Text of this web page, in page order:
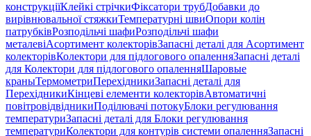
конструкціїКлейкі стрічкиФіксатори трубДобавки до
вирівнювальної стяжкиТемпературні швиОпори колін
патрубківРозподільчі шафиРозподільчі шафи
металевіАсортимент колекторівЗапасні деталі для Асортимент
колекторівКолектори для підлогового опаленняЗапасні деталі
для Колектори для підлогового опаленняШаровые
краныТермометриПерехідникиЗапасні деталі для
ПерехідникиКінцеві елементи колекторівАвтоматичні
повітровідвідникиПоділювачі потокуБлоки регулювання
температуриЗапасні деталі для Блоки регулювання
температуриКолектори для контурів системи опаленняЗапасні